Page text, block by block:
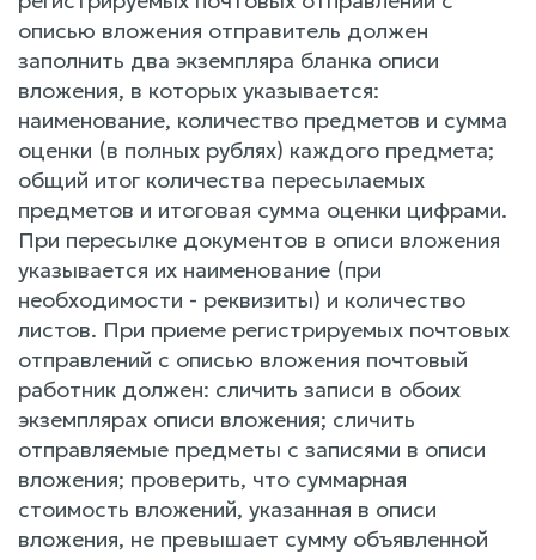
описью вложения отправитель должен
заполнить два экземпляра бланка описи
вложения, в которых указывается:
наименование, количество предметов и сумма
оценки (в полных рублях) каждого предмета;
общий итог количества пересылаемых
предметов и итоговая сумма оценки цифрами.
При пересылке документов в описи вложения
указывается их наименование (при
необходимости - реквизиты) и количество
листов. При приеме регистрируемых почтовых
отправлений с описью вложения почтовый
работник должен: сличить записи в обоих
экземплярах описи вложения; сличить
отправляемые предметы с записями в описи
вложения; проверить, что суммарная
стоимость вложений, указанная в описи
вложения, не превышает сумму объявленной